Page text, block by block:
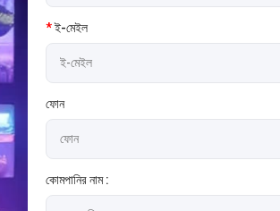
*ই-মেইল
ফোন
কোমপানির নাম :